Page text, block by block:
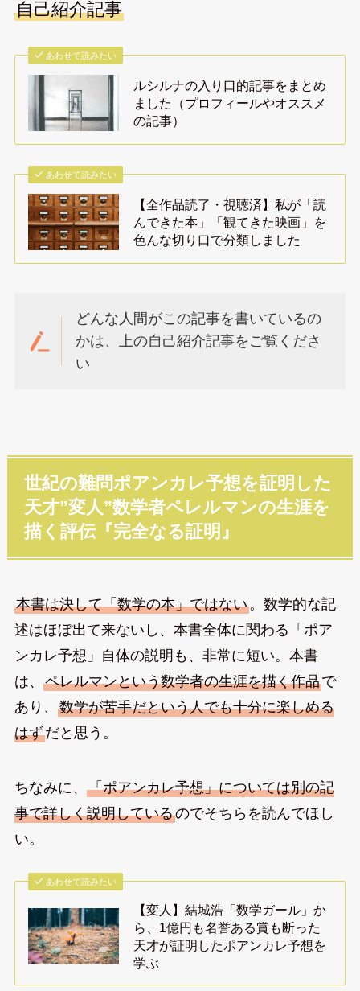
自己紹介記事
あわせて読みたい
ルシルナの入り口的記事をまとめ
ました（プロフィールやオススメ
の記事）
あわせて読みたい
【全作品読了・視聴済】私が「読
んできた本」「観てきた映画」を
色んな切り口で分類しました
どんな人間がこの記事を書いているの
かは、上の自己紹介記事をご覧くださ
い
世紀の難問ポアンカレ予想を証明した
天才”変人”数学者ペレルマンの生涯を
描く評伝『完全なる証明』
本書は決して「数学の本」ではない。数学的な記
述はほぼ出て来ないし、本書全体に関わる「ポア
ンカレ予想」自体の説明も、非常に短い。本書
は、 ペレルマンという数学者の生涯を描く作品で
あり、 数学が苦手だという人でも十分に楽しめる
はずだと思う。
ちなみに、 「ポアンカレ予想」については別の記
事で詳しく説明しているのでそちらを読んでほし
い。
あわせて読みたい
【変人】結城浩「数学ガール」か
ら、1億円も名誉ある賞も断った
天才が証明したポアンカレ予想を
学ぶ